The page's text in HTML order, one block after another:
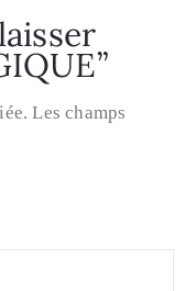
Les champs